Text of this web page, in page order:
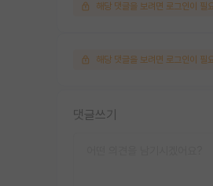
해당 댓글을 보려면 로그인이 필
해당 댓글을 보려면 로그인이 필
댓글쓰기